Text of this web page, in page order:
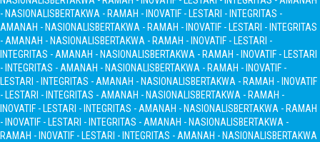
- NASIONALISBERTAKWA - RAMAH - INOVATIF - LESTARI - INTEGRITAS -
AMANAH - NASIONALISBERTAKWA - RAMAH - INOVATIF - LESTARI - INTEGRITAS
- AMANAH - NASIONALISBERTAKWA - RAMAH - INOVATIF - LESTARI -
INTEGRITAS - AMANAH - NASIONALISBERTAKWA - RAMAH - INOVATIF - LESTARI
- INTEGRITAS - AMANAH - NASIONALISBERTAKWA - RAMAH - INOVATIF -
LESTARI - INTEGRITAS - AMANAH - NASIONALISBERTAKWA - RAMAH - INOVATIF
- LESTARI - INTEGRITAS - AMANAH - NASIONALISBERTAKWA - RAMAH -
INOVATIF - LESTARI - INTEGRITAS - AMANAH - NASIONALISBERTAKWA - RAMAH
- INOVATIF - LESTARI - INTEGRITAS - AMANAH - NASIONALISBERTAKWA -
RAMAH - INOVATIF - LESTARI - INTEGRITAS - AMANAH - NASIONALISBERTAKWA